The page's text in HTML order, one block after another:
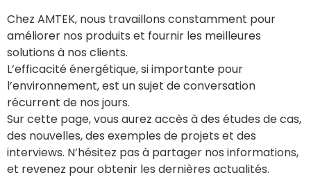
Chez AMTEK, nous travaillons constamment pour
améliorer nos produits et fournir les meilleures
solutions à nos clients.
L’efficacité énergétique, si importante pour
l’environnement, est un sujet de conversation
récurrent de nos jours.
Sur cette page, vous aurez accès à des études de cas,
des nouvelles, des exemples de projets et des
interviews. N’hésitez pas à partager nos informations,
et revenez pour obtenir les dernières actualités.